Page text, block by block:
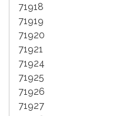
71918
71919
71920
71921
71924
71925
71926
71927